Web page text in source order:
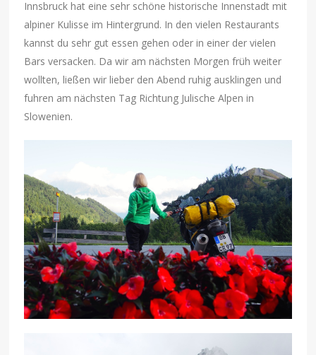
Innsbruck hat eine sehr schöne historische Innenstadt mit
alpiner Kulisse im Hintergrund. In den vielen Restaurants
kannst du sehr gut essen gehen oder in einer der vielen
Bars versacken. Da wir am nächsten Morgen früh weiter
wollten, ließen wir lieber den Abend ruhig ausklingen und
fuhren am nächsten Tag Richtung Julische Alpen in
Slowenien.